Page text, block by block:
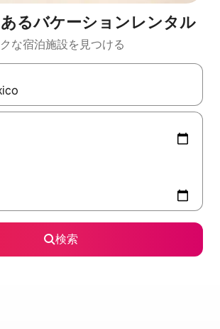
るバケーションレンタル
な宿泊施設を見つける
れたら、上下の矢印キーを使って移動するか
検索